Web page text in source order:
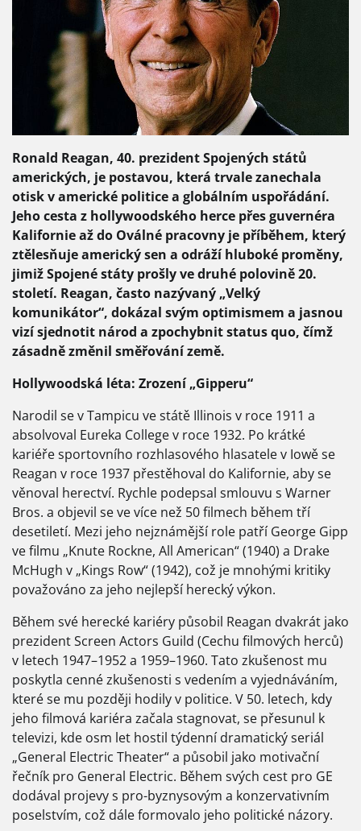
Ronald Reagan, 40. prezident Spojených států
amerických, je postavou, která trvale zanechala
otisk v americké politice a globálním uspořádání.
Jeho cesta z hollywoodského herce přes guvernéra
Kalifornie až do Oválné pracovny je příběhem, který
ztělesňuje americký sen a odráží hluboké proměny,
jimiž Spojené státy prošly ve druhé polovině 20.
století. Reagan, často nazývaný „Velký
komunikátor“, dokázal svým optimismem a jasnou
vizí sjednotit národ a zpochybnit status quo, čímž
zásadně změnil směřování země.
Hollywoodská léta: Zrození „Gipperu“
Narodil se v Tampicu ve státě Illinois v roce 1911 a
absolvoval Eureka College v roce 1932. Po krátké
kariéře sportovního rozhlasového hlasatele v Iowě se
Reagan v roce 1937 přestěhoval do Kalifornie, aby se
věnoval herectví. Rychle podepsal smlouvu s Warner
Bros. a objevil se ve více než 50 filmech během tří
desetiletí. Mezi jeho nejznámější role patří George Gipp
ve filmu „Knute Rockne, All American“ (1940) a Drake
McHugh v „Kings Row“ (1942), což je mnohými kritiky
považováno za jeho nejlepší herecký výkon.
Během své herecké kariéry působil Reagan dvakrát jako
prezident Screen Actors Guild (Cechu filmových herců)
v letech 1947–1952 a 1959–1960. Tato zkušenost mu
poskytla cenné zkušenosti s vedením a vyjednáváním,
které se mu později hodily v politice. V 50. letech, kdy
jeho filmová kariéra začala stagnovat, se přesunul k
televizi, kde osm let hostil týdenní dramatický seriál
„General Electric Theater“ a působil jako motivační
řečník pro General Electric. Během svých cest pro GE
dodával projevy s pro-byznysovým a konzervativním
poselstvím, což dále formovalo jeho politické názory.